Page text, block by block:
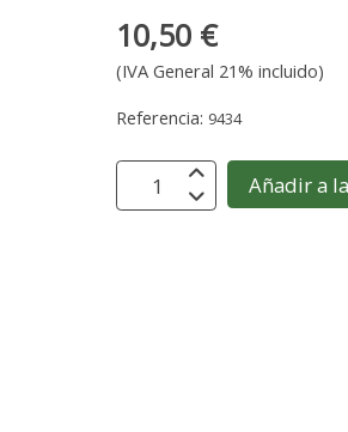
10,50 €
(IVA General 21% incluido)
Referencia: 9434
Añadir a